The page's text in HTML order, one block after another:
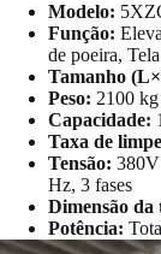
Modelo:
Função:
de poeira,
Tamanho
Peso: 2100 kg
Capacidade:
Taxa de
Tensão: 380V
Hz, 3 fases
Dimensão da
Potência: